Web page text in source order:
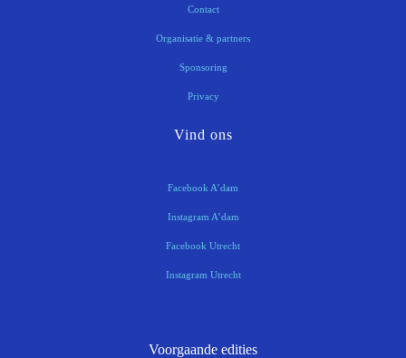
Contact
Organisatie & partners
Sponsoring
Privacy
Vind ons
Facebook A’dam
Instagram A’dam
Facebook Utrecht
Instagram Utrecht
Voorgaande edities